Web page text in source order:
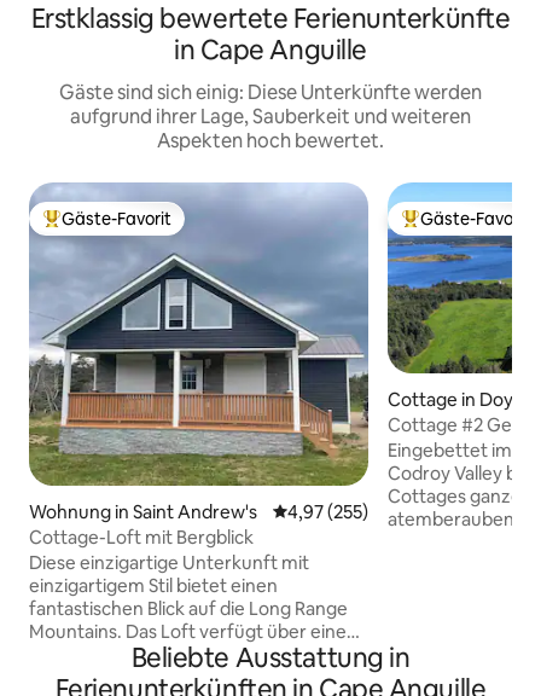
Erstklassig bewertete Ferienunterkünfte
in Cape Anguille
Gäste sind sich einig: Diese Unterkünfte werden
aufgrund ihrer Lage, Sauberkeit und weiteren
Aspekten hoch bewertet.
Beliebter Gäste-Favorit.
Gäste-Favorit
Wohnung in Saint Andrew's Durchschnittliche Bewertung:
4,97 (255)
Cottage-Loft mit Bergblick
Diese einzigartige Unterkunft mit
einzigartigem Stil bietet einen
fantastischen Blick auf die Long Range
Mountains. Das Loft verfügt über einen
eigenen Eingang und eine Terrasse, auf
der man den Sonnenuntergang
Beliebter Gäste-
Gäste-Favorit
Cottage in Doyles
Cottage #2
Schlafzimmer (&
Eingebettet im
Codroy Valley
Cottages ganze
allen
Internetzugang,
Beliebte Ausstattung in